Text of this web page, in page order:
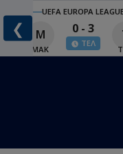
❮
UEFA EUROPA
Μ
ΜΑΚ
0 - 3
ΤΕΛ